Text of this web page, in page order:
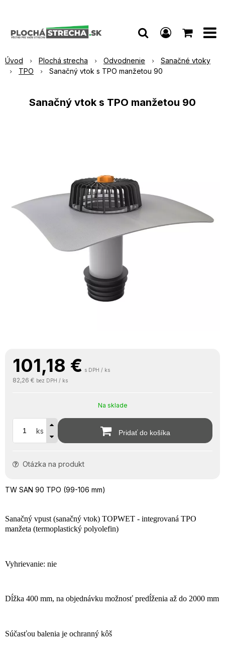
Úvod Plochá strecha Odvodnenie
Sanačné vtoky
TPO
Sanačný vtok s TPO manžetou 90
Sanačný vtok s TPO manžetou 90
101,18 € s DPH / ks
82,26 € bez DPH / ks
Na sklade
ks Pridať do košíka
Otázka na produkt
TW SAN 90 TPO (99-106 mm)
Sanačný vpust (sanačný vtok) TOPWET - integrovaná TPO
manžeta (termoplastický polyolefin)
Vyhrievanie: nie
Dĺžka 400 mm, na objednávku možnosť predĺženia až do 2000 mm
Súčasťou balenia je ochranný kôš